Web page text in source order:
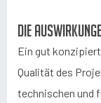
Die
Ein gut
Qualität des
technischen und